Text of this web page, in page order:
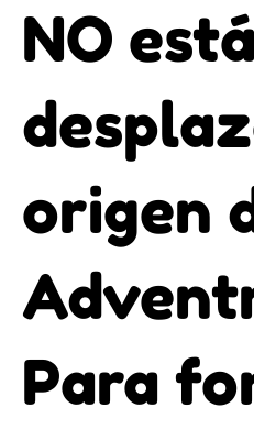
NO
origen
Para